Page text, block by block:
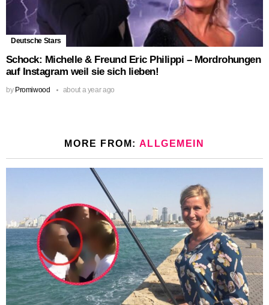
Deutsche Stars
Schock: Michelle & Freund Eric Philippi – Mordrohungen
auf Instagram weil sie sich lieben!
by Promiwood about a year ago
MORE FROM: ALLGEMEIN